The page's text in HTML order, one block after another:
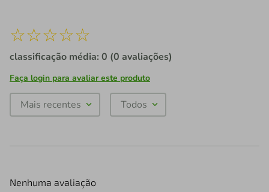
☆☆☆☆☆
classificação média: 0 (0 avaliações)
Faça login para avaliar este produto
Mais recentes Todos
Nenhuma avaliação